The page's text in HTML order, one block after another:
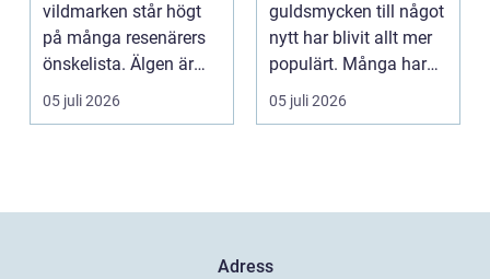
vildmarken står högt
på många resenärers
önskelista. Älgen är
Skandinaviens ikonis...
05 juli 2026
guldsmycken till något
nytt har blivit allt mer
populärt. Många har
ärvda ringar, ...
05 juli 2026
Adress